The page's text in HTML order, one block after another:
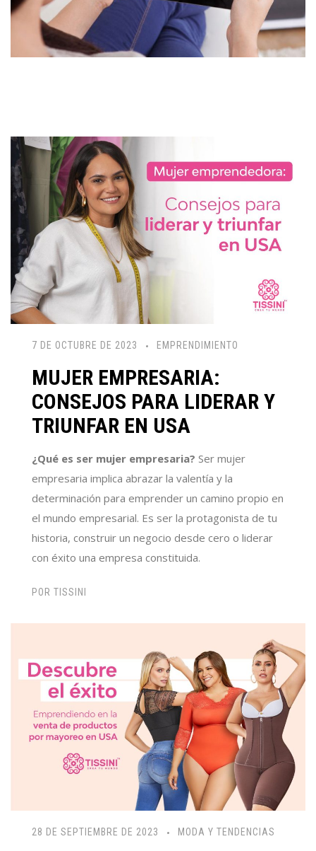
7 DE OCTUBRE DE 2023 EMPRENDIMIENTO
MUJER EMPRESARIA:
CONSEJOS PARA LIDERAR Y
TRIUNFAR EN USA
¿Qué es ser mujer empresaria? Ser mujer
empresaria implica abrazar la valentía y la
determinación para emprender un camino propio en
el mundo empresarial. Es ser la protagonista de tu
historia, construir un negocio desde cero o liderar
con éxito una empresa constituida.
POR TISSINI
28 DE SEPTIEMBRE DE 2023 MODA Y TENDENCIAS